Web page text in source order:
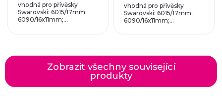
vhodná pro přívěsky
Swarovski: 6015/17mm;
6090/16x11mm;...
vhodná pro přívěsky
Swarovski: 6015/17mm;
6090/16x11mm;...
Zobrazit všechny související
produkty